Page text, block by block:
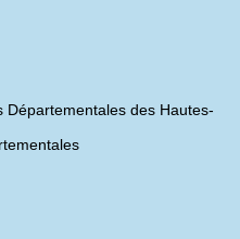
Départementales des Hautes-